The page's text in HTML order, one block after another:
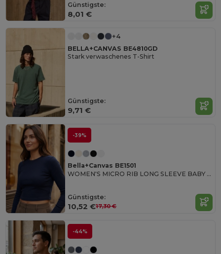
Günstigste:
8,01 €
+4
BELLA+CANVAS BE4810GD
Stark verwaschenes T-Shirt
Günstigste:
9,71 €
-39%
Bella+Canvas BE1501
WOMEN'S MICRO RIB LONG SLEEVE BABY TEE
Günstigste:
10,52 €17,30 €
-44%